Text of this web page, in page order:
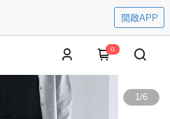
開啟APP
0
1/6